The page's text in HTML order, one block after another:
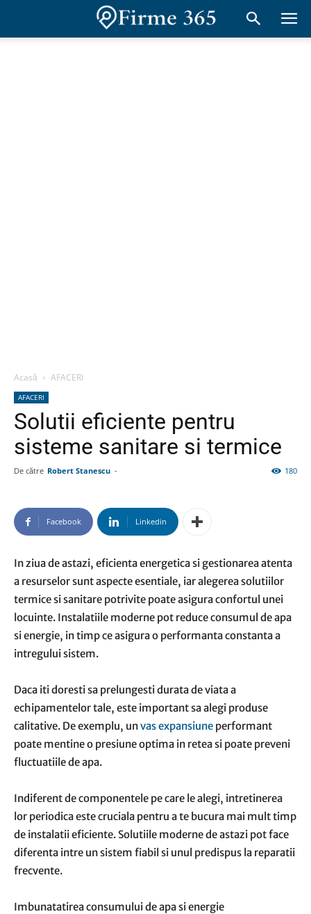
Acasă AFACERI
AFACERI
Solutii eficiente pentru
sisteme sanitare si termice
De către Robert Stanescu - 180
Facebook Linkedin
In ziua de astazi, eficienta energetica si gestionarea atenta
a resurselor sunt aspecte esentiale, iar alegerea solutiilor
termice si sanitare potrivite poate asigura confortul unei
locuinte. Instalatiile moderne pot reduce consumul de apa
si energie, in timp ce asigura o performanta constanta a
intregului sistem.
Daca iti doresti sa prelungesti durata de viata a
echipamentelor tale, este important sa alegi produse
calitative. De exemplu, unvas expansiune performant
poate mentine o presiune optima in retea si poate preveni
fluctuatiile de apa.
Indiferent de componentele pe care le alegi, intretinerea
lor periodica este cruciala pentru a te bucura mai mult timp
de instalatii eficiente. Solutiile moderne de astazi pot face
diferenta intre un sistem fiabil si unul predispus la reparatii
frecvente.
Imbunatatirea consumului de apa si energie